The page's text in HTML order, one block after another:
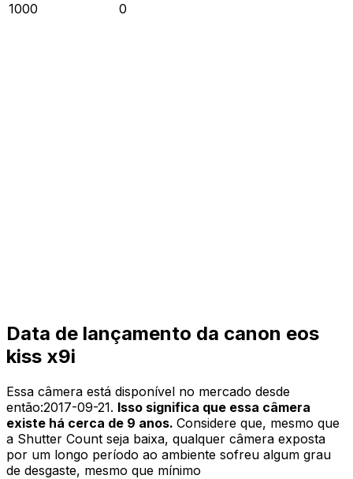
1000
0
Data de lançamento da canon eos
kiss x9i
Essa câmera está disponível no mercado desde
então:2017-09-21. Isso significa que essa câmera
existe há cerca de 9 anos. Considere que, mesmo que
a Shutter Count seja baixa, qualquer câmera exposta
por um longo período ao ambiente sofreu algum grau
de desgaste, mesmo que mínimo